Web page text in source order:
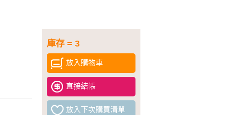
庫存 = 3
放入購物車
直接結帳
放入下次購買清單